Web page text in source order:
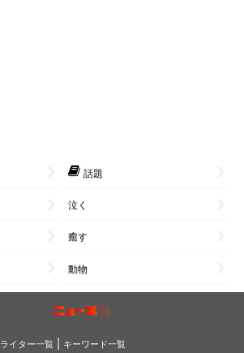
話題
泣く
癒す
動物
ライター一覧| キーワード一覧